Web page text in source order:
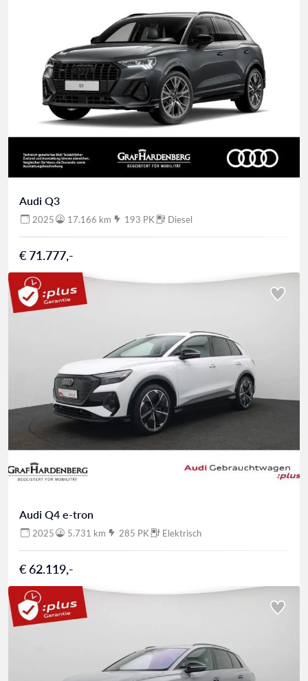
Audi Q3
2025 17.166 km 193 PK Diesel
€ 71.777,-
Audi Q4 e-tron
2025 5.731 km 285 PK Elektrisch
€ 62.119,-